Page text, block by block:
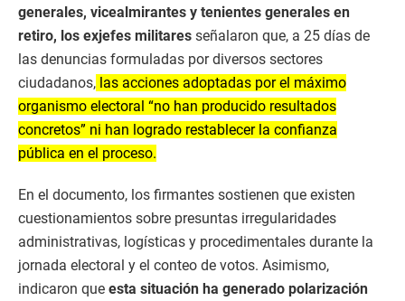
generales, vicealmirantes y tenientes generales en
retiro, los exjefes militares señalaron que, a 25 días de
las denuncias formuladas por diversos sectores
ciudadanos, las acciones adoptadas por el máximo
organismo electoral “no han producido resultados
concretos” ni han logrado restablecer la confianza
pública en el proceso.
En el documento, los firmantes sostienen que existen
cuestionamientos sobre presuntas irregularidades
administrativas, logísticas y procedimentales durante la
jornada electoral y el conteo de votos. Asimismo,
indicaron que esta situación ha generado polarización